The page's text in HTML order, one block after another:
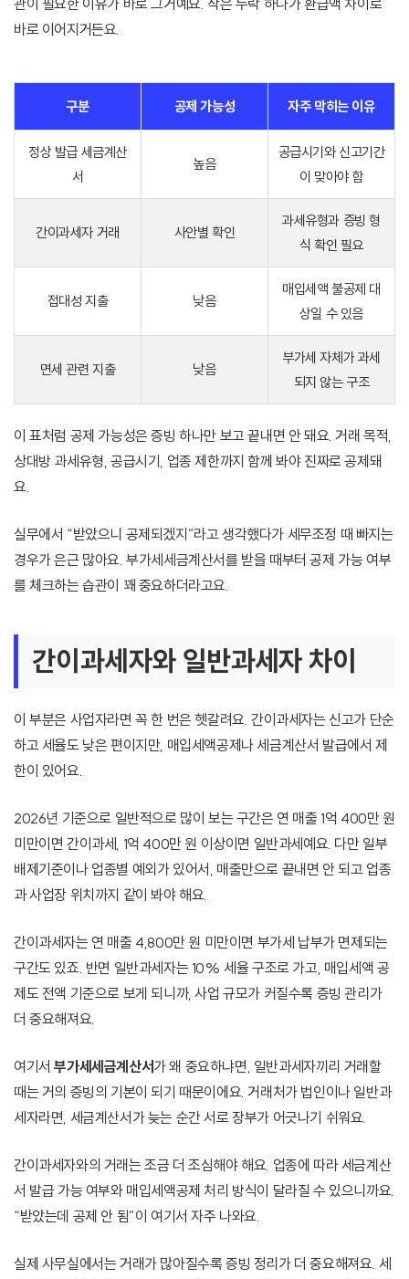
관이 필요한 이유가 바로 그거예요. 작은 누락 하나가 환급액 차이로
바로 이어지거든요.
구분 공제 가능성 자주 막히는 이유
정상 발급 세금계산
서
높음
공급시기와 신고기간
이 맞아야 함
간이과세자 거래 사안별 확인
과세유형과 증빙 형
식 확인 필요
접대성 지출 낮음
매입세액 불공제 대
상일 수 있음
면세 관련 지출 낮음
부가세 자체가 과세
되지 않는 구조
이 표처럼 공제 가능성은 증빙 하나만 보고 끝내면 안 돼요. 거래 목적,
상대방 과세유형, 공급시기, 업종 제한까지 함께 봐야 진짜로 공제돼
요.
실무에서 “받았으니 공제되겠지”라고 생각했다가 세무조정 때 빠지는
경우가 은근 많아요. 부가세세금계산서를 받을 때부터 공제 가능 여부
를 체크하는 습관이 꽤 중요하더라고요.
간이과세자와 일반과세자 차이
이 부분은 사업자라면 꼭 한 번은 헷갈려요. 간이과세자는 신고가 단순
하고 세율도 낮은 편이지만, 매입세액공제나 세금계산서 발급에서 제
한이 있어요.
2026년 기준으로 일반적으로 많이 보는 구간은 연 매출 1억 400만 원
미만이면 간이과세, 1억 400만 원 이상이면 일반과세예요. 다만 일부
배제기준이나 업종별 예외가 있어서, 매출만으로 끝내면 안 되고 업종
과 사업장 위치까지 같이 봐야 해요.
간이과세자는 연 매출 4,800만 원 미만이면 부가세 납부가 면제되는
구간도 있죠. 반면 일반과세자는 10% 세율 구조로 가고, 매입세액 공
제도 전액 기준으로 보게 되니까, 사업 규모가 커질수록 증빙 관리가
더 중요해져요.
여기서부가세세금계산서가 왜 중요하냐면, 일반과세자끼리 거래할
때는 거의 증빙의 기본이 되기 때문이에요. 거래처가 법인이나 일반과
세자라면, 세금계산서가 늦는 순간 서로 장부가 어긋나기 쉬워요.
간이과세자와의 거래는 조금 더 조심해야 해요. 업종에 따라 세금계산
서 발급 가능 여부와 매입세액공제 처리 방식이 달라질 수 있으니까요.
“받았는데 공제 안 됨”이 여기서 자주 나와요.
실제 사무실에서는 거래가 많아질수록 증빙 정리가 더 중요해져요. 세